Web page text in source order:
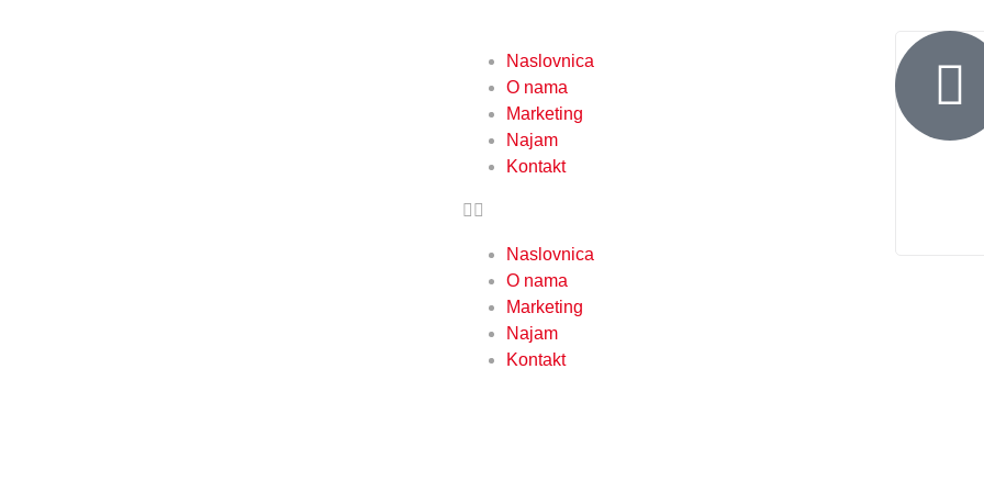
Naslovnica
O nama
Marketing
Najam
Kontakt
Naslovnica
O nama
Marketing
Najam
Kontakt